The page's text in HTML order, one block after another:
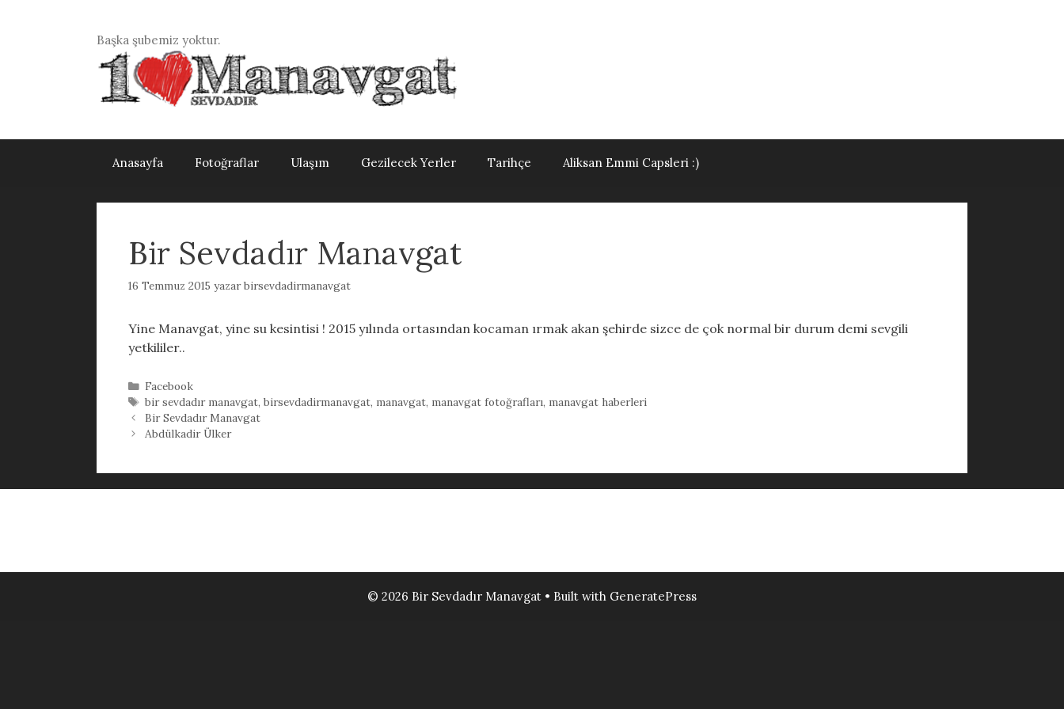
Başka şubemiz yoktur.
Anasayfa Fotoğraflar Ulaşım Gezilecek Yerler Tarihçe Aliksan Emmi Capsleri :)
Bir Sevdadır Manavgat
16 Temmuz 2015 yazarbirsevdadirmanavgat
Yine Manavgat, yine su kesintisi ! 2015 yılında ortasından kocaman ırmak akan şehirde sizce de çok normal bir durum demi sevgili
yetkililer..
Kategoriler
Facebook
Etiketler
bir sevdadır manavgat,birsevdadirmanavgat, manavgat, manavgat fotoğrafları, manavgat haberleri
Bir Sevdadır Manavgat
Abdülkadir Ülker
© 2026 Bir Sevdadır Manavgat • Built with GeneratePress